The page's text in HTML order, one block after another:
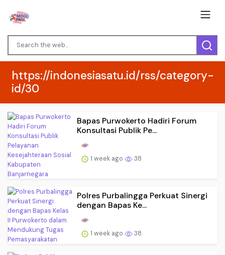
https://indonesiasatu.id/rss/category-
id/30
Bapas Purwokerto Hadiri Forum
Konsultasi Publik Pe...
1 week ago 38
Polres Purbalingga Perkuat Sinergi
dengan Bapas Ke...
1 week ago 38